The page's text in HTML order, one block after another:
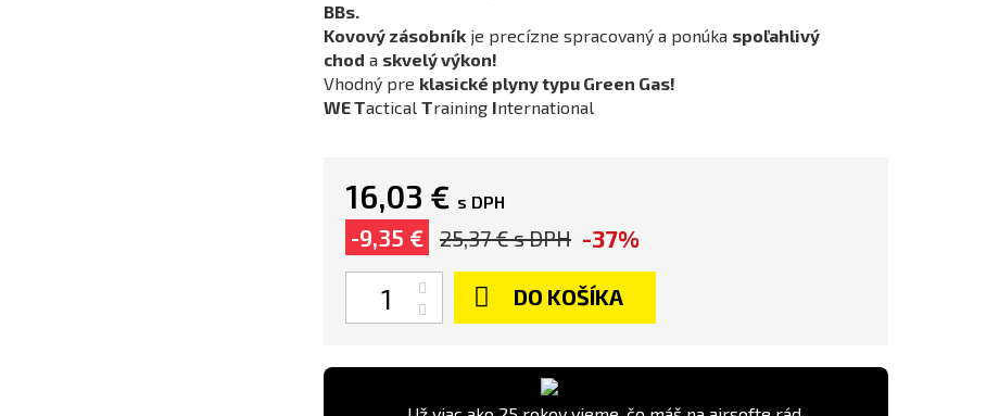
BBs.
Kovový zásobník je precízne spracovaný a ponúka spoľahlivý
chod a skvelý výkon!
Vhodný pre klasické plyny typu Green Gas!
WETactical Training International
16,03 € s DPH
-9,35 € 25,37 €s DPH -37%
DO KOŠÍKA